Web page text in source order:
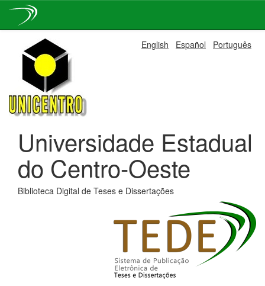
navigation
English Español Português
Universidade Estadual
do Centro-Oeste
Biblioteca Digital de Teses e Dissertações